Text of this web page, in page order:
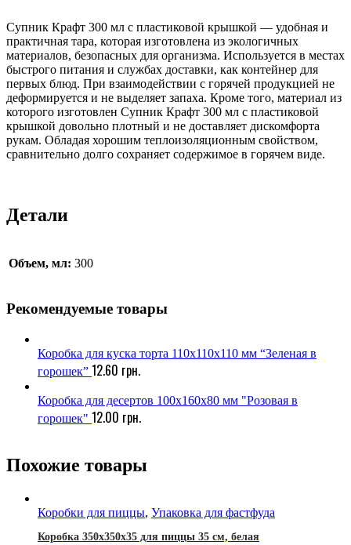
Супник Крафт 300 мл с пластиковой крышкой — удобная и
практичная тара, которая изготовлена из экологичных
материалов, безопасных для организма. Используется в местах
быстрого питания и службах доставки, как контейнер для
первых блюд. При взаимодействии с горячей продукцией не
деформируется и не выделяет запаха. Кроме того, материал из
которого изготовлен Супник Крафт 300 мл с пластиковой
крышкой довольно плотный и не доставляет дискомфорта
рукам. Обладая хорошим теплоизоляционным свойством,
сравнительно долго сохраняет содержимое в горячем виде.
Детали
Объем, мл: 300
Рекомендуемые товары
Коробка для куска торта 110х110х110 мм “Зеленая в
горошек” 12.60 грн.
Коробка для десертов 100х160х80 мм "Розовая в
горошек" 12.00 грн.
Похожие товары
Коробки для пиццы, Упаковка для фастфуда
Коробка 350х350х35 для пиццы 35 см, белая